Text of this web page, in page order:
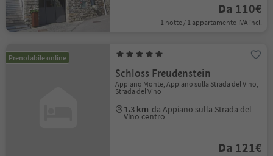
Da 110€
1 notte / 1 appartamento IVA incl.
Prenotabile online
Schloss Freudenstein
Appiano Monte, Appiano sulla Strada del Vino,
Strada del Vino
1.3 km da Appiano sulla Strada del
Vino centro
Da 121€